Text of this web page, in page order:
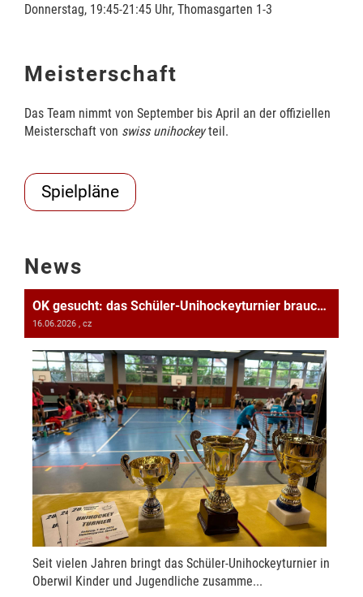
Donnerstag, 19:45-21:45 Uhr, Thomasgarten 1-3
Meisterschaft
Das Team nimmt von September bis April an der offiziellen
Meisterschaft von swiss unihockeyteil.
Spielpläne
News
OK gesucht: das Schüler-Unihockeyturnier braucht Unterstützung!
16.06.2026 , cz
Seit vielen Jahren bringt das Schüler-Unihockeyturnier in
Oberwil Kinder und Jugendliche zusamme...